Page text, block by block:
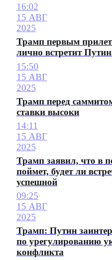
16:02
15 АВГ
2025
Трамп первым
лично встретит
15:50
15 АВГ
2025
Трамп перед
ставки высоки
14:11
15 АВГ
2025
Трамп заявил, что в
поймет, будет ли
успешной
09:25
15 АВГ
2025
Трамп: Путин
по урегулированию
конфликта